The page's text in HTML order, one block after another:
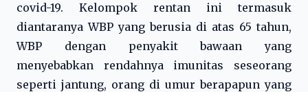
covid-19. Kelompok rentan ini termasuk
diantaranya WBP yang berusia di atas 65 tahun,
WBP dengan penyakit bawaan yang
menyebabkan rendahnya imunitas seseorang
seperti jantung, orang di umur berapapun yang